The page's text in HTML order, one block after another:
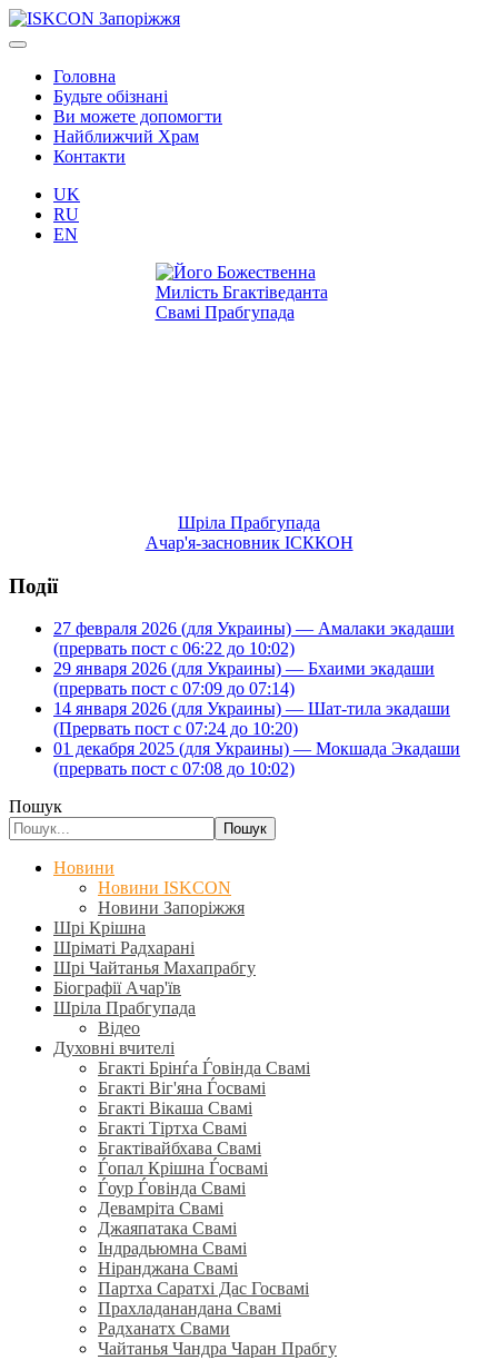
Головна
Будьте обізнані
Ви можете допомогти
Найближчий Храм
Контакти
UK
RU
EN
Шріла Прабгупада
Ачар'я-засновник ІСККОН
Події
27 февраля 2026 (для Украины) — Амалаки экадаши
(прервать пост с 06:22 до 10:02)
29 января 2026 (для Украины) — Бхаими экадаши
(прервать пост с 07:09 до 07:14)
14 января 2026 (для Украины) — Шат-тила экадаши
(Прервать пост с 07:24 до 10:20)
01 декабря 2025 (для Украины) — Мокшада Экадаши
(прервать пост с 07:08 до 10:02)
Пошук
Пошук
Новини
Новини ISKCON
Новини Запоріжжя
Шрі Крішна
Шріматі Радхарані
Шрі Чайтанья Махапрабгу
Біографії Ачар'їв
Шріла Прабгупада
Відео
Духовні вчителі
Бгакті Брінѓа Ѓовінда Свамі
Бгакті Віг'яна Ѓосвамі
Бгакті Вікаша Свамі
Бгакті Тіртха Свамі
Бгактівайбхава Свамі
Ѓопал Крішна Ѓосвамі
Ѓоур Ѓовінда Свамі
Девамріта Свамі
Джаяпатака Свамі
Індрадьюмна Свамі
Ніранджана Свамі
Партха Саратхі Дас Госвамі
Прахладанандана Свамі
Радханатх Свами
Чайтанья Чандра Чаран Прабгу